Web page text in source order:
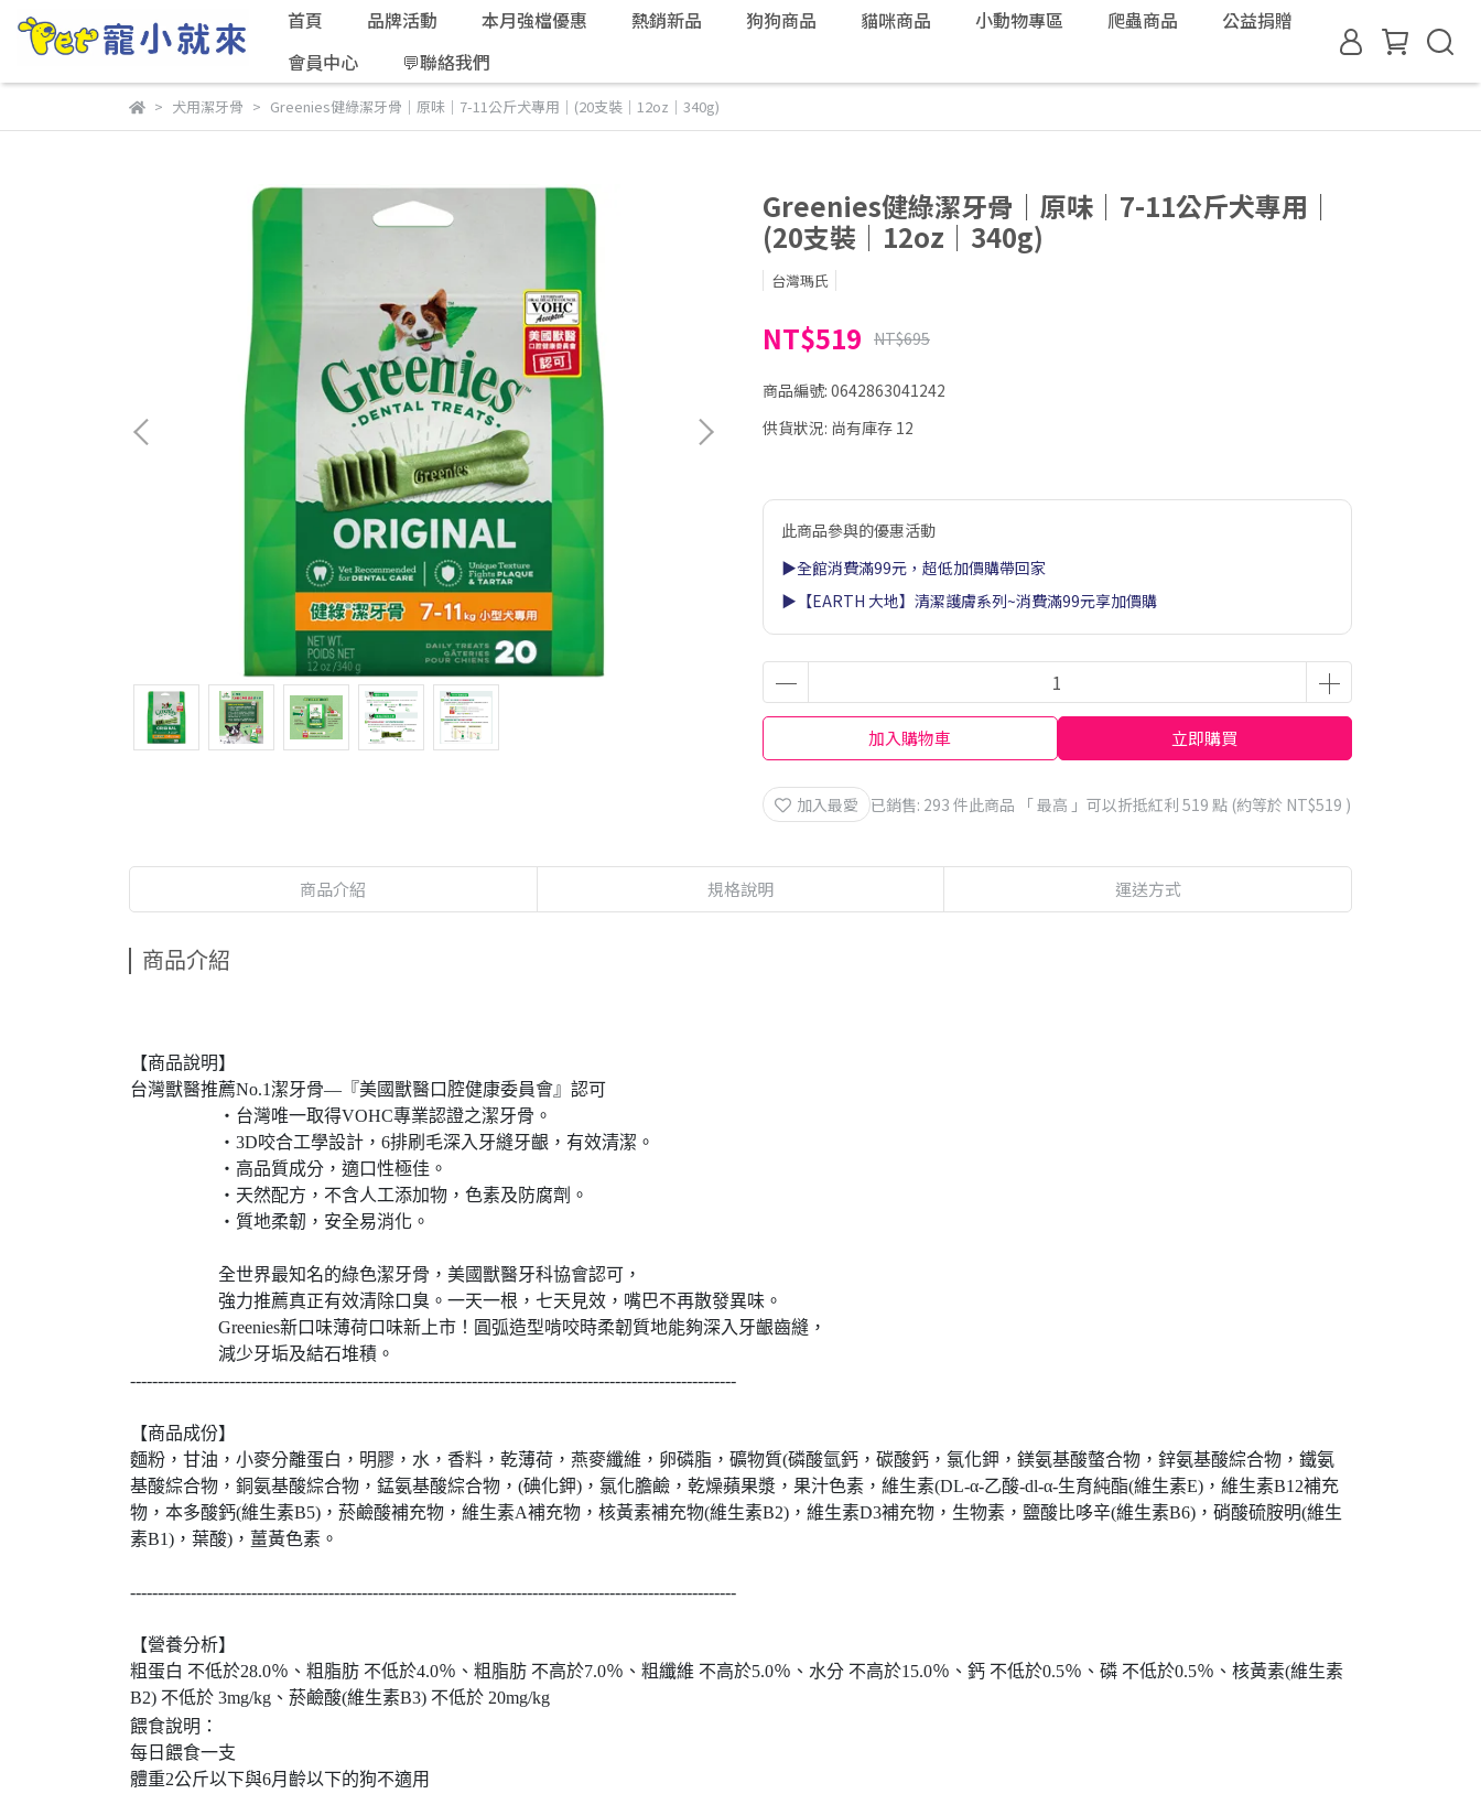
首頁 品牌活動 本月強檔優惠 熱銷新品 狗狗商品 貓咪商品 小動物專區 爬蟲商品
公益捐贈
會員中心
💬聯絡我們
犬用潔牙骨 Greenies健綠潔牙骨｜原味｜7-11公斤犬專用｜(20支裝｜12oz｜340g)
Greenies健綠潔牙骨｜原味｜7-11公斤犬專用｜
(20支裝｜12oz｜340g)
台灣瑪氏
NT$519 NT$695
商品編號: 0642863041242
供貨狀況: 尚有庫存 12
此商品參與的優惠活動
▶全館消費滿99元，超低加價購帶回家
▶【EARTH 大地】清潔護膚系列~消費滿99元享加價購
加入購物車 立即購買
加入最愛 已銷售: 293 件此商品 「 最高 」可以折抵紅利 519 點 (約等於 NT$519 )
商品介紹 規格說明 運送方式
商品介紹
【商品說明】
台灣獸醫推薦No.1潔牙骨—『美國獸醫口腔健康委員會』認可
‧台灣唯一取得VOHC專業認證之潔牙骨。
‧3D咬合工學設計，6排刷毛深入牙縫牙齦，有效清潔。
‧高品質成分，適口性極佳。
‧天然配方，不含人工添加物，色素及防腐劑。
‧質地柔韌，安全易消化。
全世界最知名的綠色潔牙骨，美國獸醫牙科協會認可，
強力推薦真正有效清除口臭。一天一根，七天見效，嘴巴不再散發異味。
Greenies新口味薄荷口味新上市！圓弧造型啃咬時柔韌質地能夠深入牙齦齒縫，
減少牙垢及結石堆積。
--------------------------------------------------------------------------------------------------------------
【商品成份】
麵粉，甘油，小麥分離蛋白，明膠，水，香料，乾薄荷，燕麥纖維，卵磷脂，礦物質(磷酸氫鈣，碳酸鈣，氯化鉀，鎂氨基酸螫合物，鋅氨基酸綜合物，鐵氨
基酸綜合物，銅氨基酸綜合物，錳氨基酸綜合物，(碘化鉀)，氯化膽鹼，乾燥蘋果漿，果汁色素，維生素(DL-α-乙酸-dl-α-生育純酯(維生素E)，維生素B12補充
物，本多酸鈣(維生素B5)，菸鹼酸補充物，維生素A補充物，核黃素補充物(維生素B2)，維生素D3補充物，生物素，鹽酸比哆辛(維生素B6)，硝酸硫胺明(維生
素B1)，葉酸)，薑黃色素。
--------------------------------------------------------------------------------------------------------------
【營養分析】
粗蛋白 不低於28.0％、粗脂肪 不低於4.0％、粗脂肪 不高於7.0％、粗纖維 不高於5.0％、水分 不高於15.0％、鈣 不低於0.5％、磷 不低於0.5％、核黃素(維生素
B2) 不低於 3mg/kg、菸鹼酸(維生素B3) 不低於 20mg/kg
餵食說明：
每日餵食一支
體重2公斤以下與6月齡以下的狗不適用